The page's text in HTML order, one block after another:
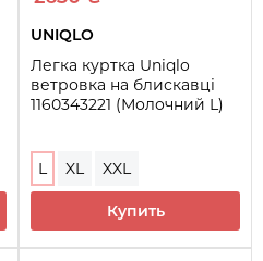
UNIQLO
Легка куртка Uniqlo
ветровка на блискавці
1160343221 (Молочний L)
L XL XXL
Купить